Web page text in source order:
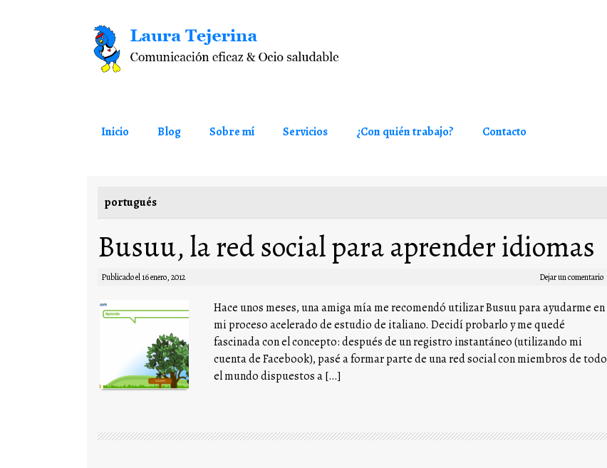
Saltar al contenido
Inicio Blog Sobre mí Servicios ¿Con quién trabajo? Contacto
portugués
Busuu, la red social para aprender idiomas
Publicado el16 enero, 2012 Dejar un comentario
Hace unos meses, una amiga mía me recomendó utilizar Busuu para ayudarme en
mi proceso acelerado de estudio de italiano. Decidí probarlo y me quedé
fascinada con el concepto: después de un registro instantáneo (utilizando mi
cuenta de Facebook), pasé a formar parte de una red social con miembros de todo
el mundo dispuestos a […]